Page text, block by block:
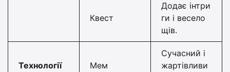
Квест
Додає інтри
ги і весело
щів.
Технології Мем
Сучасний і
жартівливи